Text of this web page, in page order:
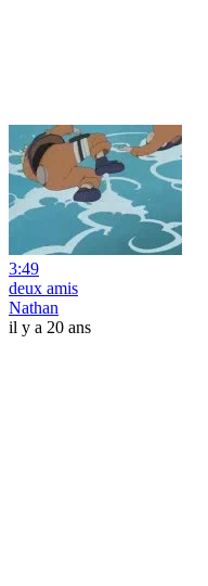
3:49
deux amis
Nathan
il y a 20 ans